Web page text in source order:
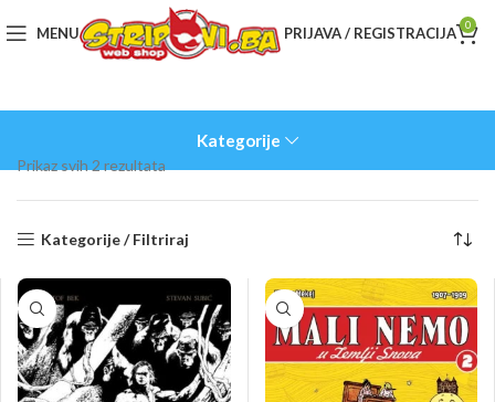
MENU PRIJAVA / REGISTRACIJA 0
Kategorije
Prikaz svih 2 rezultata
Kategorije / Filtriraj